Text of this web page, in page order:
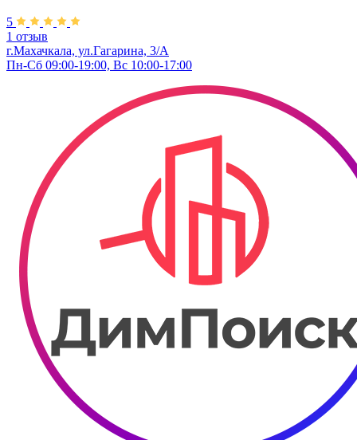
5
1 отзыв
г.Махачкала, ул.Гагарина, 3/А
Пн-Сб 09:00-19:00, Вс 10:00-17:00